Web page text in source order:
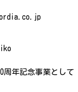
周年記念事業として